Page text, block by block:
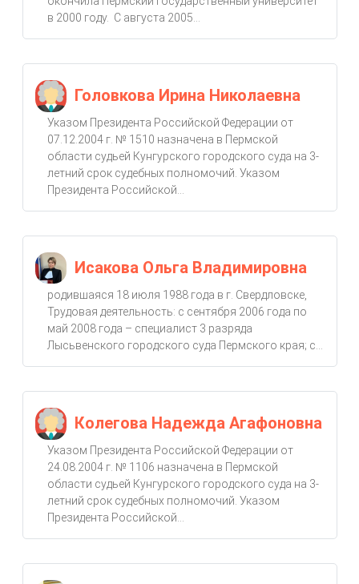
в 2000 году. С августа 2005...
Головкова Ирина Николаевна
Указом Президента Российской Федерации от
07.12.2004 г. № 1510 назначена в Пермской
области судьей Кунгурского городского суда на 3-
летний срок судебных полномочий. Указом
Президента Российской...
Исакова Ольга Владимировна
родившаяся 18 июля 1988 года в г. Свердловске,
Трудовая деятельность: с сентября 2006 года по
май 2008 года – специалист 3 разряда
Лысьвенского городского суда Пермского края; с...
Колегова Надежда Агафоновна
Указом Президента Российской Федерации от
24.08.2004 г. № 1106 назначена в Пермской
области судьей Кунгурского городского суда на 3-
летний срок судебных полномочий. Указом
Президента Российской...